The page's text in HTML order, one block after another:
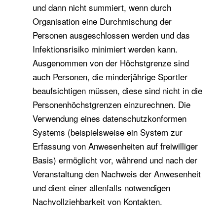
und dann nicht summiert, wenn durch
Organisation eine Durchmischung der
Personen ausgeschlossen werden und das
Infektionsrisiko minimiert werden kann.
Ausgenommen von der Höchstgrenze sind
auch Personen, die minderjährige Sportler
beaufsichtigen müssen, diese sind nicht in die
Personenhöchstgrenzen einzurechnen. Die
Verwendung eines datenschutzkonformen
Systems (beispielsweise ein System zur
Erfassung von Anwesenheiten auf freiwilliger
Basis) ermöglicht vor, während und nach der
Veranstaltung den Nachweis der Anwesenheit
und dient einer allenfalls notwendigen
Nachvollziehbarkeit von Kontakten.